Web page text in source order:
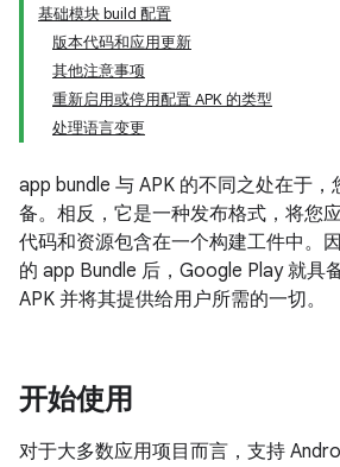
基础模块 build 配置
版本代码和应用更新
其他注意事项
重新启用或停用配置 APK 的类型
处理语言变更
app bundle 与 APK 的不同之处在于
备。相反，它是一种发布格式，将您
代码和资源包含在一个构建工件中。
的 app Bundle 后，Google Play 就具
APK 并将其提供给用户所需的一切。
开始使用
对于大多数应用项目而言，支持